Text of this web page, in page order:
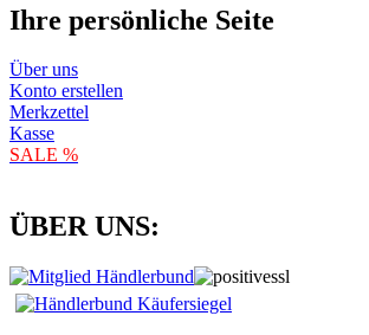
Ihre persönliche Seite
Über uns
Konto erstellen
Merkzettel
Kasse
SALE %
ÜBER UNS: